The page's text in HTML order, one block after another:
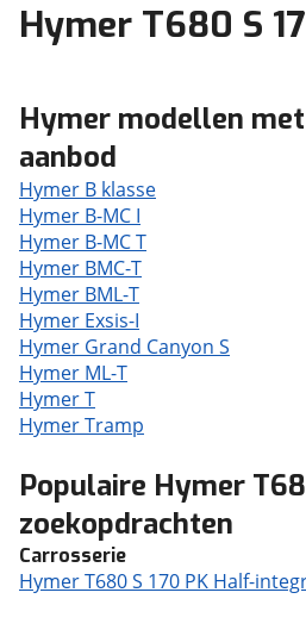
Hymer T680 S
Hymer modellen
aanbod
Hymer B klasse
Hymer B-MC I
Hymer B-MC T
Hymer BMC-T
Hymer BML-T
Hymer Exsis-I
Hymer Grand Canyon S
Hymer ML-T
Hymer T
Hymer Tramp
Populaire Hymer
zoekopdrachten
Carrosserie
Hymer T680 S 170 PK Half-